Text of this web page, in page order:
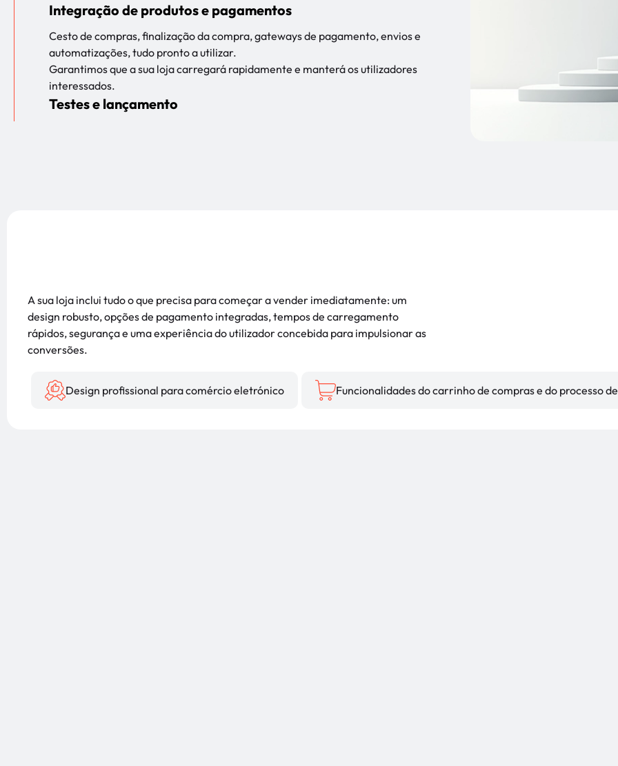
Integração de produtos e pagamentos
Cesto de compras, finalização da compra, gateways de pagamento, envios e
automatizações, tudo pronto a utilizar.
Garantimos que a sua loja carregará rapidamente e manterá os utilizadores
interessados.
Testes e lançamento
A sua loja inclui tudo o que precisa para começar a vender imediatamente: um
design robusto, opções de pagamento integradas, tempos de carregamento
rápidos, segurança e uma experiência do utilizador concebida para impulsionar as
conversões.
Design profissional para comércio eletrónico Funcionalidades do carrinho de compras e do processo